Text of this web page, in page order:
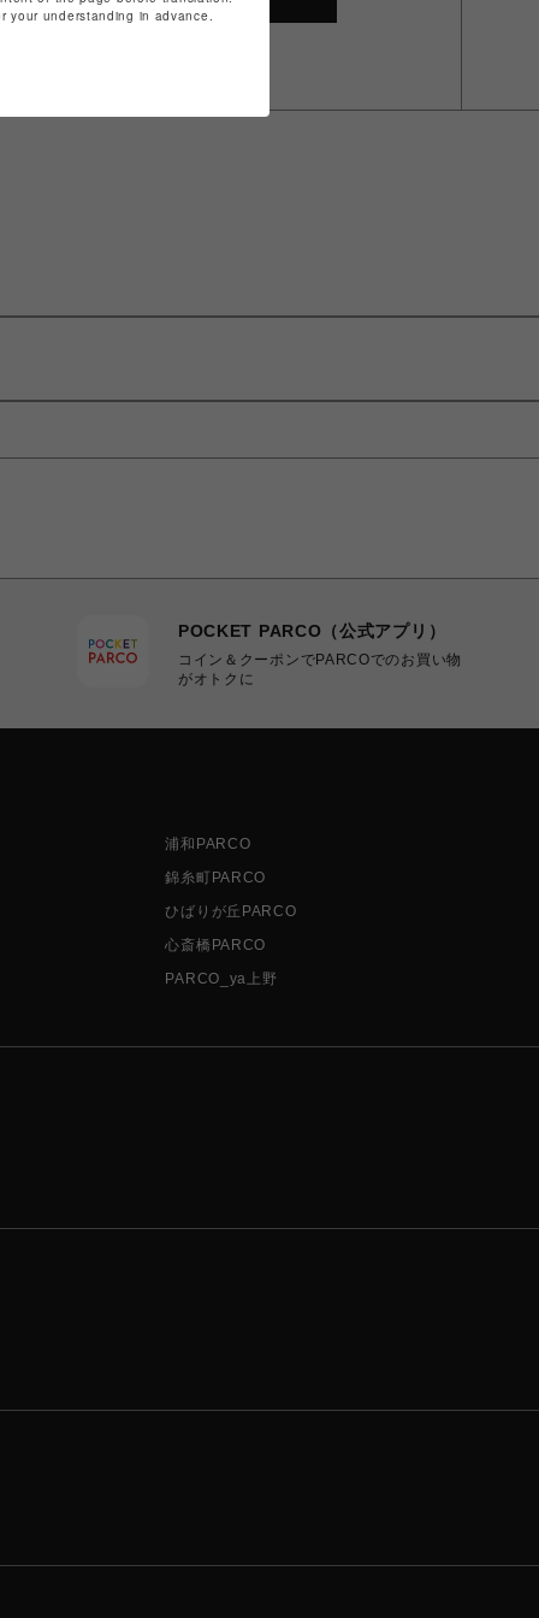
POCKET PARCO（公式アプリ）
コイン＆クーポンでPARCOでのお買い物
がオトクに
浦和PARCO
錦糸町PARCO
ひばりが丘PARCO
心斎橋PARCO
PARCO_ya上野
your understanding in advance.